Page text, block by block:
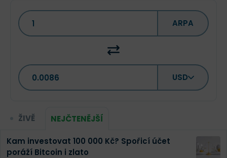
ARPA
USD
ŽIVĚ NEJČTENĚJŠÍ
Kam investovat 100 000 Kč? Spořicí účet
poráží Bitcoin i zlato